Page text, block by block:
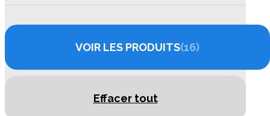
VOIR LES PRODUITS 16
Effacer tout